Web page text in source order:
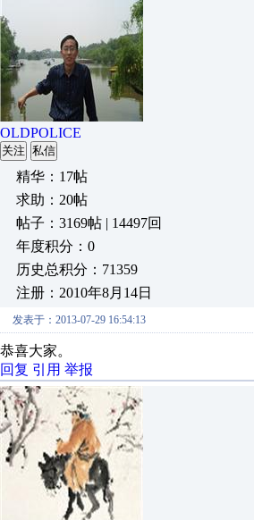
OLDPOLICE
关注 私信
精华：17帖
求助：20帖
帖子：3169帖 | 14497回
年度积分：0
历史总积分：71359
注册：2010年8月14日
发表于：2013-07-29 16:54:13
恭喜大家。
回复 引用 举报